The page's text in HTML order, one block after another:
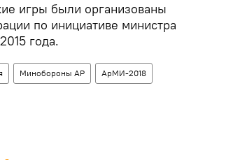
игры были организованы
по инициативе министра
года.
Минобороны АР АрМИ-2018